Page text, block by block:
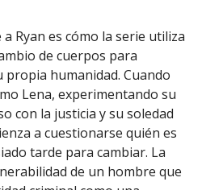
Ryan es cómo la serie utiliza
de cuerpos para
humanidad. Cuando
Lena, experimentando su
con la justicia y su soledad
a cuestionarse quién es
tarde para cambiar. La
de un hombre que